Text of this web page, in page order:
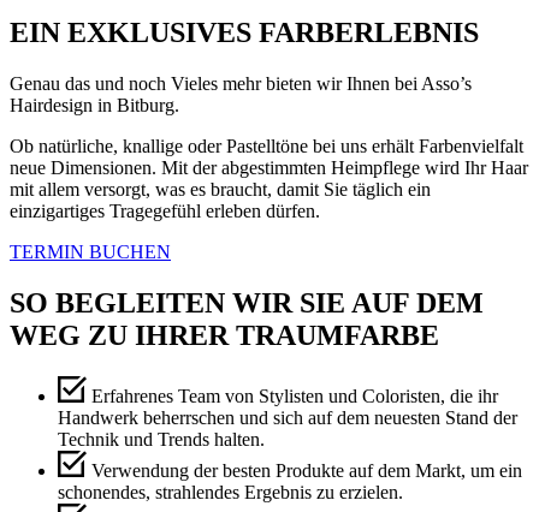
EIN EXKLUSIVES FARBERLEBNIS
Genau das und noch Vieles mehr bieten wir Ihnen bei Asso’s
Hairdesign in Bitburg.
Ob natürliche, knallige oder Pastelltöne bei uns erhält Farbenvielfalt
neue Dimensionen. Mit der abgestimmten Heimpflege wird Ihr Haar
mit allem versorgt, was es braucht, damit Sie täglich ein
einzigartiges Tragegefühl erleben dürfen.
TERMIN BUCHEN
SO BEGLEITEN WIR SIE AUF DEM
WEG ZU IHRER TRAUMFARBE
Erfahrenes Team von Stylisten und Coloristen, die ihr
Handwerk beherrschen und sich auf dem neuesten Stand der
Technik und Trends halten.
Verwendung der besten Produkte auf dem Markt, um ein
schonendes, strahlendes Ergebnis zu erzielen.